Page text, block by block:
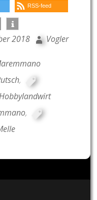
RSS-feed
2018 Vogler
,
,